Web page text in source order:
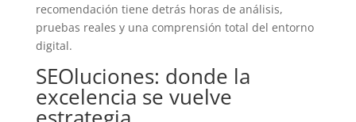
recomendación tiene detrás horas de análisis,
pruebas reales y una comprensión total del entorno
digital.
SEOluciones: donde la
excelencia se vuelve